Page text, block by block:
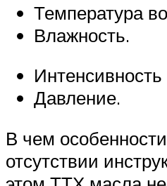
Температура
Влажность.
Давление.
В чем
отсутствии